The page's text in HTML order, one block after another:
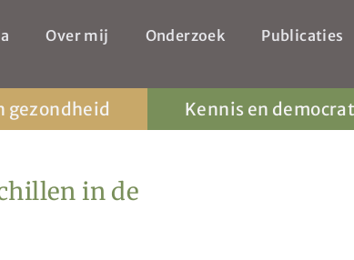
Over mij Onderzoek Publicaties
gezondheid Kennis en
in de